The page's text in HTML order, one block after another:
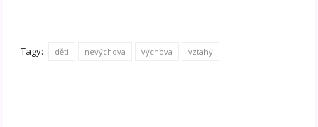
Tagy: děti nevýchova výchova vztahy